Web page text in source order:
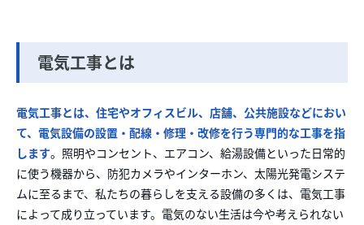
電気工事とは
電気工事とは、 住宅やオフィスビル、店舗、公共施設などにおい
て、電気設備の設置・配線・修理・改修を行う専門的な工事を指
します。照明やコンセント、エアコン、給湯設備といった日常的
に使う機器から、防犯カメ ラやインターホン、太陽光発電システ
ムに至るまで、私たちの暮ら しを支える設備の多く は、電気工事
によって成り立っています。電気のない生活は今や考えられない